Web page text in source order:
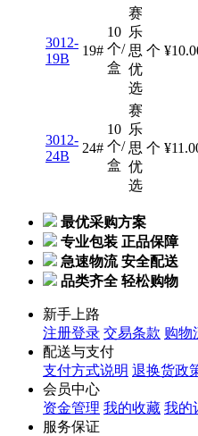
3012-
19B
19#
10
个/
盒
赛
乐
思
优
选
个
3012-
24B
24#
10
个/
盒
赛
乐
思
优
选
个
最优采购方案
专业包装 正品保障
急速物流 安全配送
品类齐全 轻松购物
新手上路
注册登录 交易条款 购物
配送与支付
支付方式说明 退换货政
会员中心
资金管理 我的收藏 我的
服务保证